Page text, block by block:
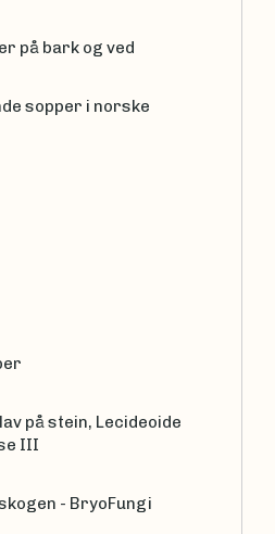
på bark og ved
sopper i norske
på stein, Lecideoide
III
- BryoFungi